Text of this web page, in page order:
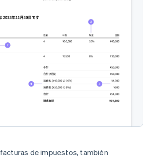
de impuestos, también